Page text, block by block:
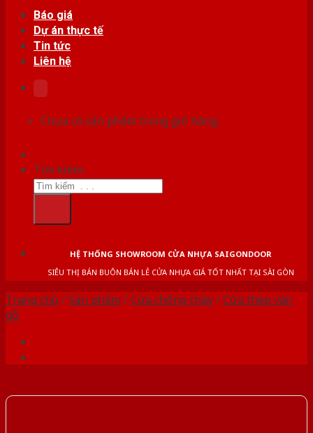
Báo giá
Dự án thực tế
Tin tức
Liên hệ
Chưa có sản phẩm trong giỏ hàng.
Tìm kiếm:
HỆ THỐNG SHOWROOM CỬA NHỰA SAIGONDOOR
SIÊU THỊ BÁN BUÔN BÁN LẺ CỬA NHỰA GIÁ TỐT NHẤT TẠI SÀI GÒN
Trang chủ /Sản phẩm /Cửa chống cháy/Cửa thép vân
gỗ